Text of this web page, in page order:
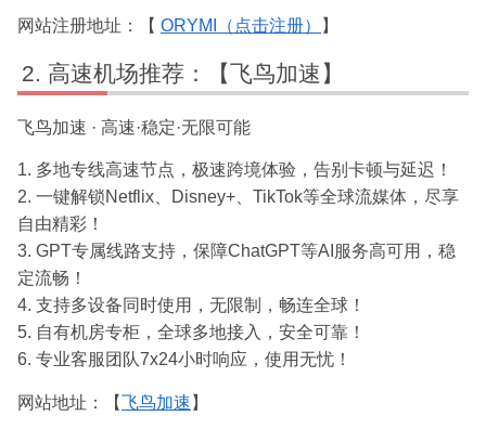
网站注册地址：【 ORYMI（点击注册） 】
高速机场推荐：【飞鸟加速】
飞鸟加速 · 高速·稳定·无限可能
1. 多地专线高速节点，极速跨境体验，告别卡顿与延迟！
2. 一键解锁Netflix、Disney+、TikTok等全球流媒体，尽享
自由精彩！
3. GPT专属线路支持，保障ChatGPT等AI服务高可用，稳
定流畅！
4. 支持多设备同时使用，无限制，畅连全球！
5. 自有机房专柜，全球多地接入，安全可靠！
6. 专业客服团队7x24小时响应，使用无忧！
网站地址：【飞鸟加速 】